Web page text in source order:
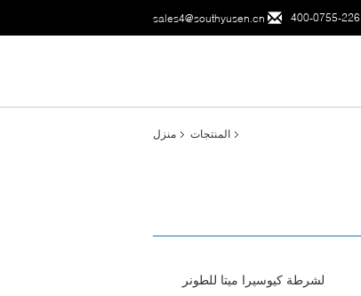
sales4@southyusen.cn 400-0755-226
منزل المنتجات
لشرطة كيوسيرا ميتا للطونر